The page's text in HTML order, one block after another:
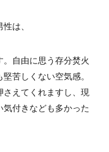
は、
。自由に思う存分焚火
苦しくない空気感。
えてくれますし、現
付きなども多かった